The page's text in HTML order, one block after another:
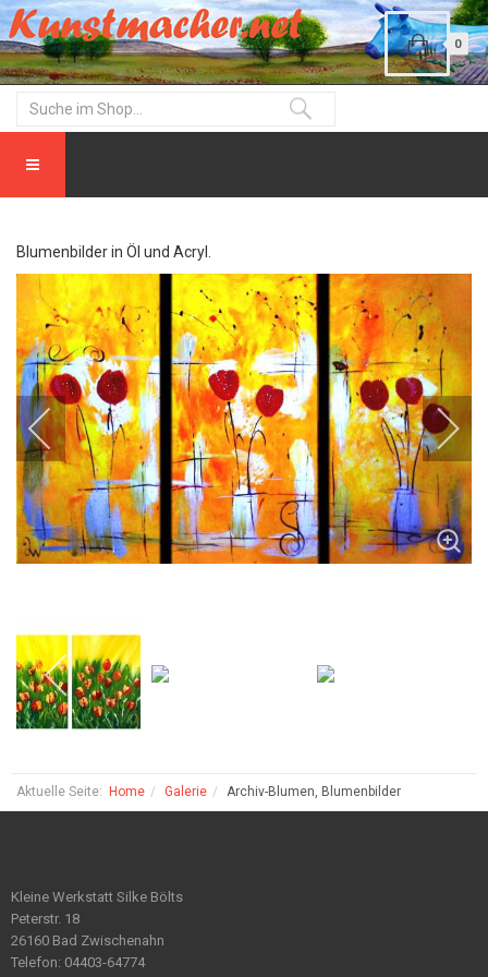
0
Blumenbilder in Öl und Acryl.
Aktuelle Seite: Home Galerie Archiv-Blumen, Blumenbilder
Kleine Werkstatt Silke Bölts
Peterstr. 18
26160 Bad Zwischenahn
Telefon: 04403-64774